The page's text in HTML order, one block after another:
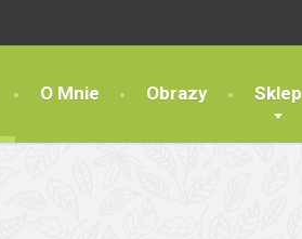
O Mnie Obrazy Sklep